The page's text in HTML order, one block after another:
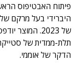
פיתוח האבטיפוס
היברידי בעל מרקם
של 2023.
תלת-ממדית של
הדקר של אוממי.